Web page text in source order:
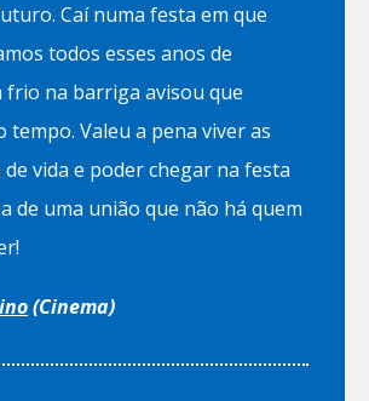
Caí numa festa em que
todos esses anos de
frio na barriga avisou que
tempo. Valeu a pena viver as
vida e poder chegar na festa
de uma união que não há quem
(Cinema)